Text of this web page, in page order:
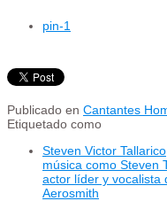
pin-1
Publicado en Cantantes
Etiquetado como
Steven Victor
música como Steven
actor​ líder y vocalista
Aerosmith